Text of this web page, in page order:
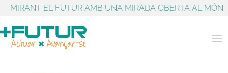
MIRANT EL FUTUR AMB UNA MIRADA OBERTA AL MÓN